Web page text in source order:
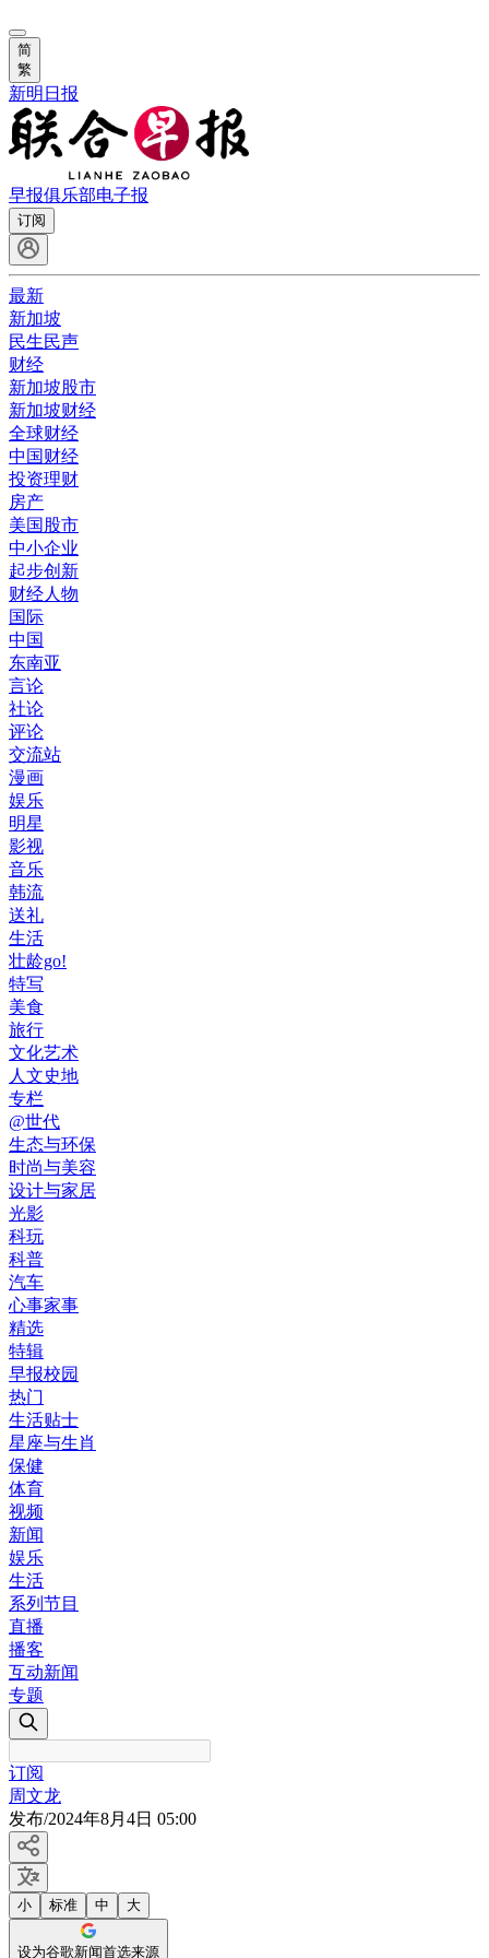
简
繁
新明日报
早报俱乐部电子报
订阅
最新
新加坡
民生民声
财经
新加坡股市
新加坡财经
全球财经
中国财经
投资理财
房产
美国股市
中小企业
起步创新
财经人物
国际
中国
东南亚
言论
社论
评论
交流站
漫画
娱乐
明星
影视
音乐
韩流
送礼
生活
壮龄go!
特写
美食
旅行
文化艺术
人文史地
专栏
@世代
生态与环保
时尚与美容
设计与家居
光影
科玩
科普
汽车
心事家事
精选
特辑
早报校园
热门
生活贴士
星座与生肖
保健
体育
视频
新闻
娱乐
生活
系列节目
直播
播客
互动新闻
专题
订阅
周文龙
发布/2024年8月4日 05:00
小 标准 中 大
设为谷歌新闻首选来源